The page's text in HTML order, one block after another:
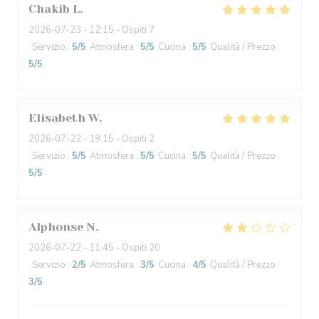
Chakib L
2026-07-23 - 12:15 - Ospiti 7
Servizio : 5/5 Atmosfera : 5/5 Cucina : 5/5 Qualità / Prezzo :
5/5
Elisabeth W
2026-07-22 - 19:15 - Ospiti 2
Servizio : 5/5 Atmosfera : 5/5 Cucina : 5/5 Qualità / Prezzo :
5/5
Alphonse N
2026-07-22 - 11:45 - Ospiti 20
Servizio : 2/5 Atmosfera : 3/5 Cucina : 4/5 Qualità / Prezzo :
3/5